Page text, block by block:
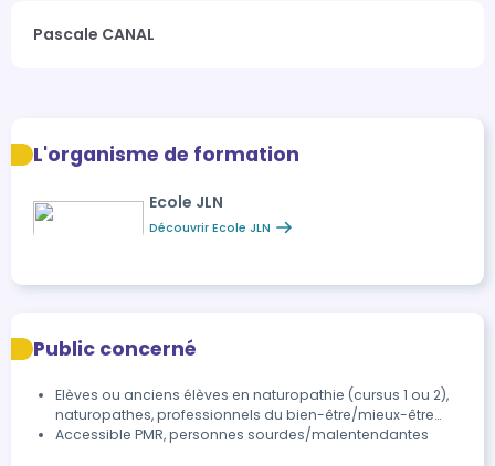
Pascale CANAL
L'organisme de formation
Ecole JLN
Découvrir Ecole JLN
Public concerné
Elèves ou anciens élèves en naturopathie (cursus 1 ou 2),
naturopathes, professionnels du bien-être/mieux-être…
Accessible PMR, personnes sourdes/malentendantes